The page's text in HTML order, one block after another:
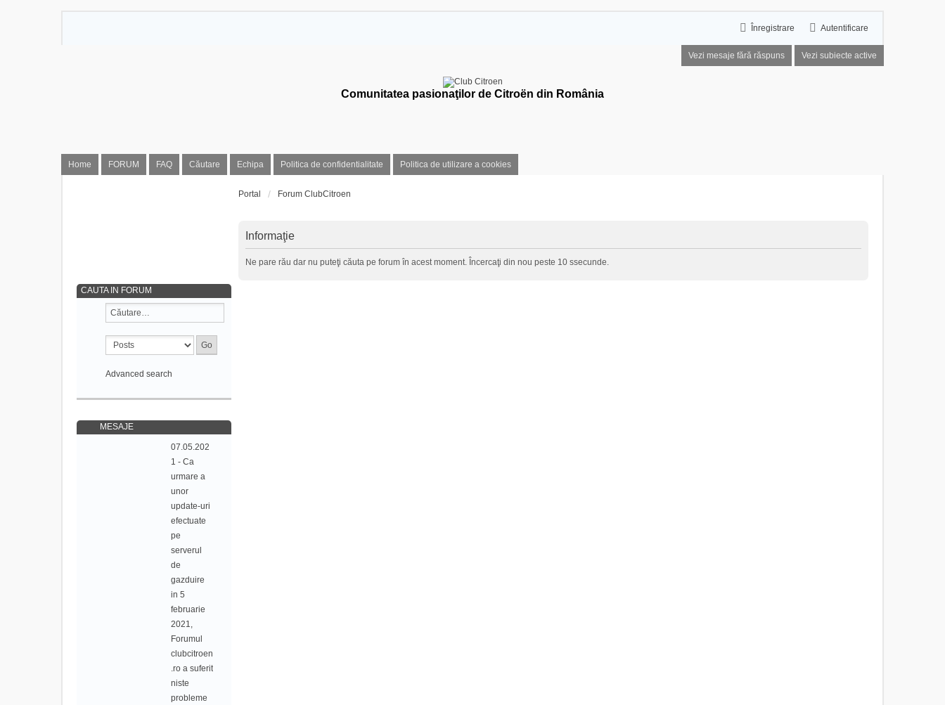
Autentificare
Înregistrare
Vezi mesaje fără răspuns Vezi subiecte active
Home FORUM FAQ Căutare Echipa Politica de confidentialitate Politica de utilizare a cookies
Comunitatea pasionaţilor de Citroën din România
Portal Forum ClubCitroen
Informaţie
Ne pare rău dar nu puteţi căuta pe forum în acest moment. Încercaţi din nou peste 10 ssecunde.
CAUTA IN FORUM
Advanced search
MESAJE
07.05.202
1 - Ca
urmare a
unor
update-uri
efectuate
pe
serverul
de
gazduire
in 5
februarie
2021,
Forumul
clubcitroen
.ro a suferit
niste
probleme